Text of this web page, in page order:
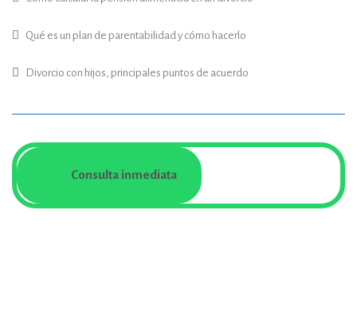
Qué es un plan de parentabilidad y cómo hacerlo
Divorcio con hijos, principales puntos de acuerdo
Consulta inmediata